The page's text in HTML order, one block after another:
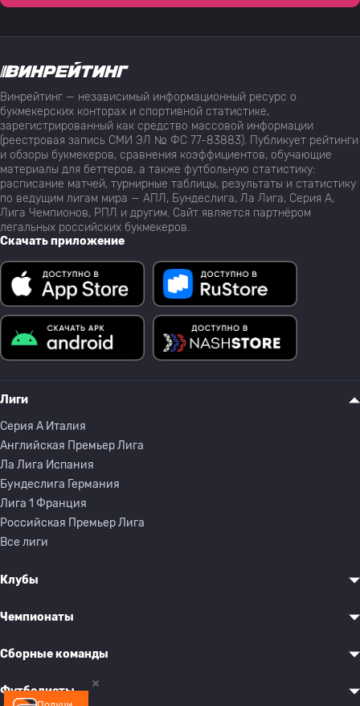
Винрейтинг — независимый информационный ресурс о
букмекерских конторах и спортивной статистике,
зарегистрированный как средство массовой информации
(реестровая запись СМИ ЭЛ № ФС 77-83883). Публикует рейтинги
и обзоры букмекеров, сравнения коэффициентов, обучающие
материалы для беттеров, а также футбольную статистику:
расписание матчей, турнирные таблицы, результаты и статистику
по ведущим лигам мира — АПЛ, Бундеслига, Ла Лига, Серия А,
Лига Чемпионов, РПЛ и другим. Сайт является партнёром
легальных российских букмекеров.
Скачать приложение
Лиги
Серия A Италия
Английская Премьер Лига
Ла Лига Испания
Бундеслига Германия
Лига 1 Франция
Российская Премьер Лига
Все лиги
Клубы
Чемпионаты
Сборные команды
Футболисты